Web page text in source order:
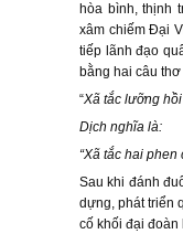
hòa bình, thịnh
xâm chiếm Đại
tiếp lãnh đạo
bằng hai câu
“Xã tắc lưỡng
Dịch nghĩa là:
“Xã tắc hai
Sau khi đánh
dựng, phát triển
cố khối đại